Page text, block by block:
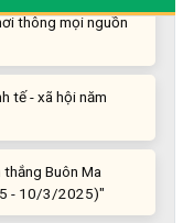
tế - xã hội năm
Buôn Ma
- 10/3/2025)"